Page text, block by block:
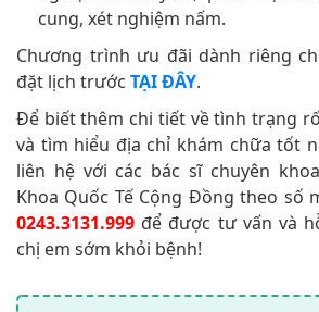
cung, xét nghiệm nấm.
Chương trình ưu đãi dành riêng
đặt lịch trước TẠI ĐÂY.
Để biết thêm chi tiết về tình trạng
và tìm hiểu địa chỉ khám chữa tốt
liên hệ với các bác sĩ chuyên
Khoa Quốc Tế Cộng Đồng theo số
0243.3131.999 để được tư vấn và
chị em sớm khỏi bệnh!